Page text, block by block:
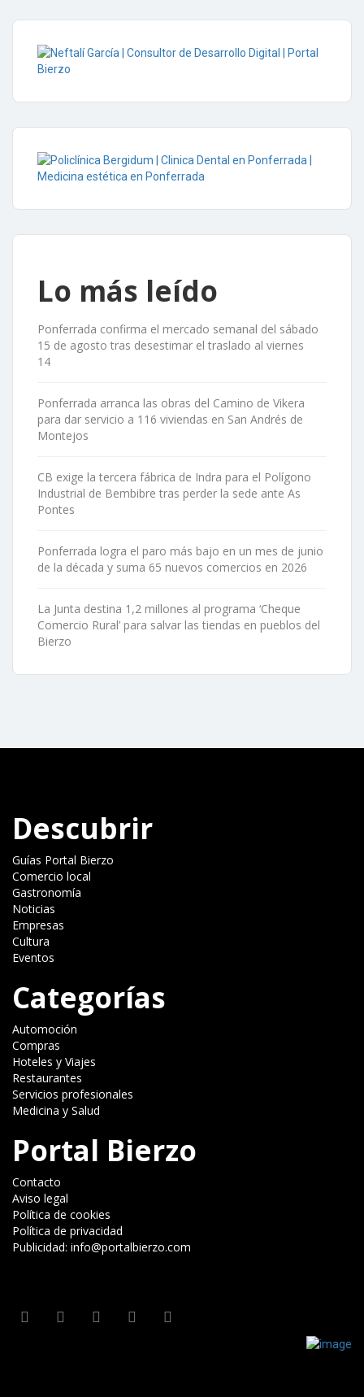
Lo más leído
Ponferrada confirma el mercado semanal del sábado
15 de agosto tras desestimar el traslado al viernes
14
Ponferrada arranca las obras del Camino de Vikera
para dar servicio a 116 viviendas en San Andrés de
Montejos
CB exige la tercera fábrica de Indra para el Polígono
Industrial de Bembibre tras perder la sede ante As
Pontes
Ponferrada logra el paro más bajo en un mes de junio
de la década y suma 65 nuevos comercios en 2026
La Junta destina 1,2 millones al programa ‘Cheque
Comercio Rural’ para salvar las tiendas en pueblos del
Bierzo
Descubrir
Guías Portal Bierzo
Comercio local
Gastronomía
Noticias
Empresas
Cultura
Eventos
Categorías
Automoción
Compras
Hoteles y Viajes
Restaurantes
Servicios profesionales
Medicina y Salud
Portal Bierzo
Contacto
Aviso legal
Política de cookies
Política de privacidad
Publicidad: info@portalbierzo.com